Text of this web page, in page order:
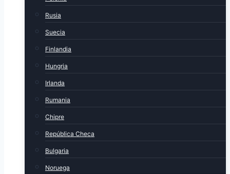
Rusia
Suecia
Finlandia
Hungria
Irlanda
Rumania
Chipre
República Checa
Bulgaria
Noruega